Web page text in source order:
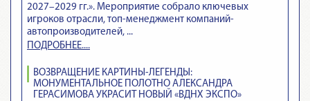
2027–2029 гг.». Мероприятие собрало ключевых
игроков отрасли, топ-менеджмент компаний-
автопроизводителей, ...
ПОДРОБНЕЕ....
ВОЗВРАЩЕНИЕ КАРТИНЫ-ЛЕГЕНДЫ:
МОНУМЕНТАЛЬНОЕ ПОЛОТНО АЛЕКСАНДРА
ГЕРАСИМОВА УКРАСИТ НОВЫЙ «ВДНХ ЭКСПО»